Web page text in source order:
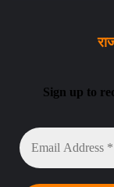
Sign up to
Email
Address
*